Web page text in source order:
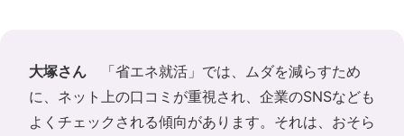
大塚さん 「省エネ就活」では、ムダを減らすため
に、ネット上の口コミが重視され、企業のSNSなども
よくチェックされる傾向があります。それは、おそら